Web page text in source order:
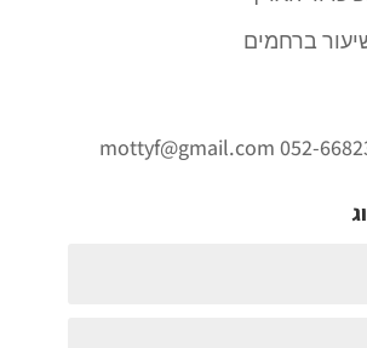
ברחמים
052-
mottyf@gmail.com